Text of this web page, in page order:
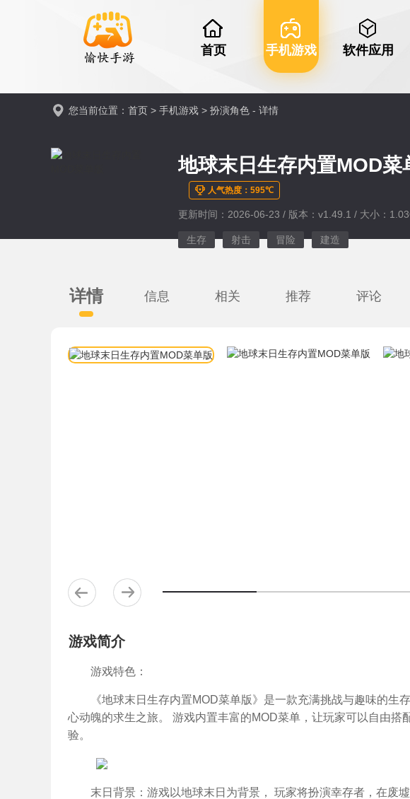
首页 手机游戏 软件应用
您当前位置： 首页 > 手机游戏 > 扮演角色 - 详情
地球末日生存内置MOD菜
人气热度：595℃
更新时间：2026-06-23 / 版本：v1.49.1 / 大小：
生存 射击 冒险 建造
详情 信息 相关 推荐 评论
游戏简介
游戏特色：
《地球末日生存内置MOD菜单版》是一款充满挑战与趣味的生
心动魄的求生之旅。 游戏内置丰富的MOD菜单，让玩家可以自由搭
验。
末日背景：游戏以地球末日为背景， 玩家将扮演幸存者，在废